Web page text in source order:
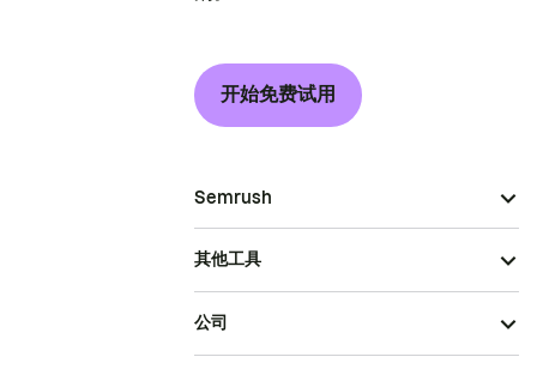
开始免费试用
Semrush
其他工具
公司